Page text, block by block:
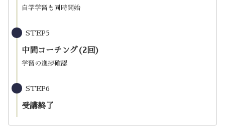
自学学習も同時開始
STEP5
中間コーチング(2回)
学習の進捗確認
STEP6
受講終了